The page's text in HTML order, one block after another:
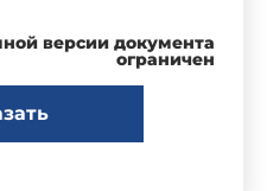
версии документа
ограничен